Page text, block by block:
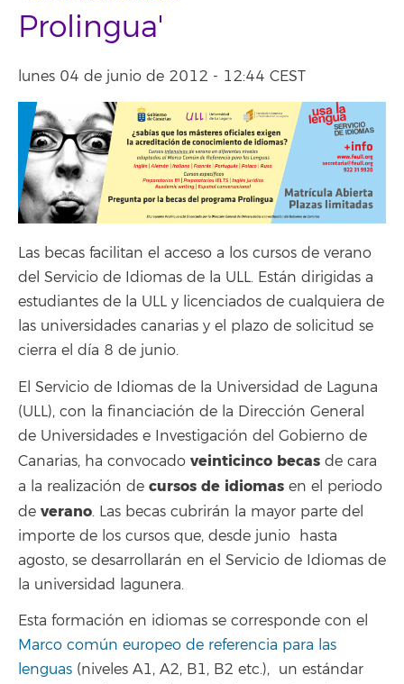
Prolingua'
lunes 04 de junio de 2012 - 12:44 CEST
Las becas facilitan el acceso a los cursos de verano
del Servicio de Idiomas de la ULL. Están dirigidas a
estudiantes de la ULL y licenciados de cualquiera de
las universidades canarias y el plazo de solicitud se
cierra el día 8 de junio.
El Servicio de Idiomas de la Universidad de Laguna
(ULL), con la financiación de la Dirección General
de Universidades e Investigación del Gobierno de
Canarias, ha convocado veinticinco becas de cara
a la realización de cursos de idiomas en el periodo
de verano. Las becas cubrirán la mayor parte del
importe de los cursos que, desde junio hasta
agosto, se desarrollarán en el Servicio de Idiomas de
la universidad lagunera.
Esta formación en idiomas se corresponde con el
Marco común europeo de referencia para las
lenguas (niveles A1, A2, B1, B2 etc.), un estándar